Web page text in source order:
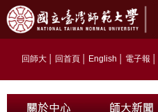
回師大 回首頁 English 電子報